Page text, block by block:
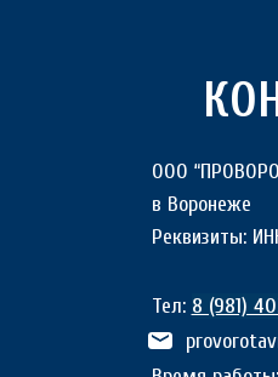
ООО
в Воронеже
Реквизиты:
Тел: 8 (981)